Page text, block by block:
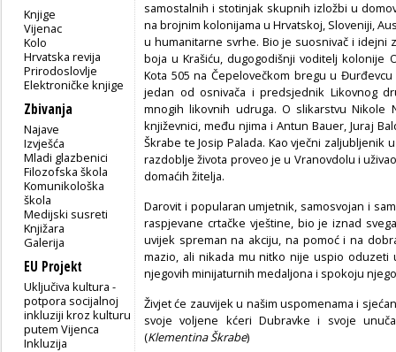
Knjige
Vijenac
Kolo
Hrvatska revija
Prirodoslovlje
Elektroničke knjige
Zbivanja
Najave
Izvješća
Mladi glazbenici
Filozofska škola
Komunikološka
škola
Medijski susreti
Knjižara
Galerija
EU Projekt
Uključiva kultura -
potpora socijalnoj
inkluziji kroz kulturu
putem Vijenca
Inkluzija
samostalnih i stotinjak skupnih izložbi u
na brojnim kolonijama u Hrvatskoj, Sloveniji,
u humanitarne svrhe. Bio je suosnivač i idejni
boja u Krašiću, dugogodišnji voditelj kolonije
Kota 505 na Čepelovečkom bregu u
jedan od osnivača i predsjednik Likovnog
mnogih likovnih udruga. O slikarstvu Nikole
književnici, među njima i Antun Bauer, Juraj
Škrabe te Josip Palada. Kao vječni
razdoblje života proveo je u Vranovdolu i
domaćih žitelja.
Darovit i popularan umjetnik, samosvojan i
raspjevane crtačke vještine, bio je iznad
uvijek spreman na akciju, na pomoć i na
mazio, ali nikada mu nitko nije uspio
njegovih minijaturnih medaljona i spokoju
Živjet će zauvijek u našim uspomenama i
svoje voljene kćeri Dubravke i svoje
(Klementina Škrabe)